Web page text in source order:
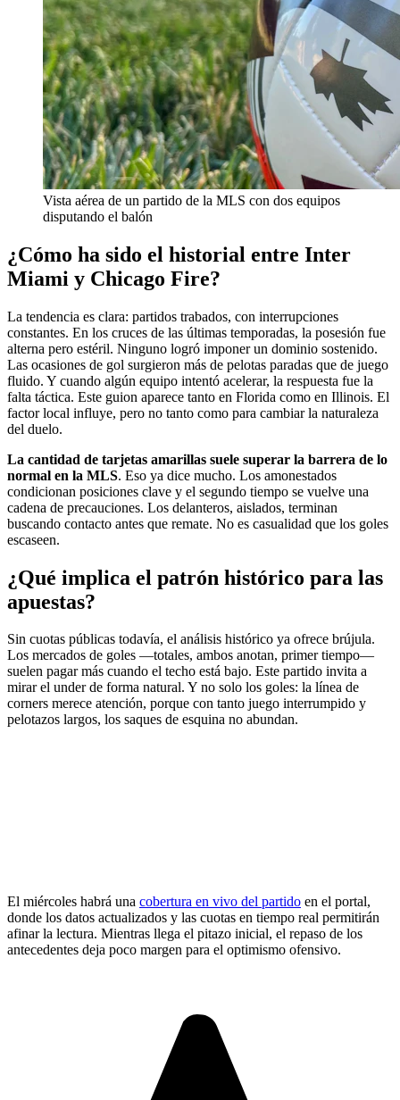
Vista aérea de un partido de la MLS con dos equipos
disputando el balón
¿Cómo ha sido el historial entre Inter
Miami y Chicago Fire?
La tendencia es clara: partidos trabados, con interrupciones
constantes. En los cruces de las últimas temporadas, la posesión fue
alterna pero estéril. Ninguno logró imponer un dominio sostenido.
Las ocasiones de gol surgieron más de pelotas paradas que de juego
fluido. Y cuando algún equipo intentó acelerar, la respuesta fue la
falta táctica. Este guion aparece tanto en Florida como en Illinois. El
factor local influye, pero no tanto como para cambiar la naturaleza
del duelo.
La cantidad de tarjetas amarillas suele superar la barrera de lo
normal en la MLS. Eso ya dice mucho. Los amonestados
condicionan posiciones clave y el segundo tiempo se vuelve una
cadena de precauciones. Los delanteros, aislados, terminan
buscando contacto antes que remate. No es casualidad que los goles
escaseen.
¿Qué implica el patrón histórico para las
apuestas?
Sin cuotas públicas todavía, el análisis histórico ya ofrece brújula.
Los mercados de goles —totales, ambos anotan, primer tiempo—
suelen pagar más cuando el techo está bajo. Este partido invita a
mirar el under de forma natural. Y no solo los goles: la línea de
corners merece atención, porque con tanto juego interrumpido y
pelotazos largos, los saques de esquina no abundan.
El miércoles habrá una cobertura en vivo del partido en el portal,
donde los datos actualizados y las cuotas en tiempo real permitirán
afinar la lectura. Mientras llega el pitazo inicial, el repaso de los
antecedentes deja poco margen para el optimismo ofensivo.